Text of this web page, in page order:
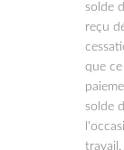
solde
reçu
que
solde
travail.